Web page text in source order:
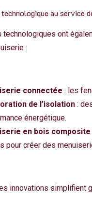
technologique au service
technologiques ont
:
connectée : les
de l’isolation :
énergétique.
en bois composite
pour créer des
innovations simplifient